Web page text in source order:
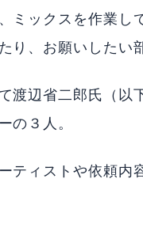
ミックスを作業
り、お願いしたい
渡辺省二郎氏（
の３人。
ティストや依頼